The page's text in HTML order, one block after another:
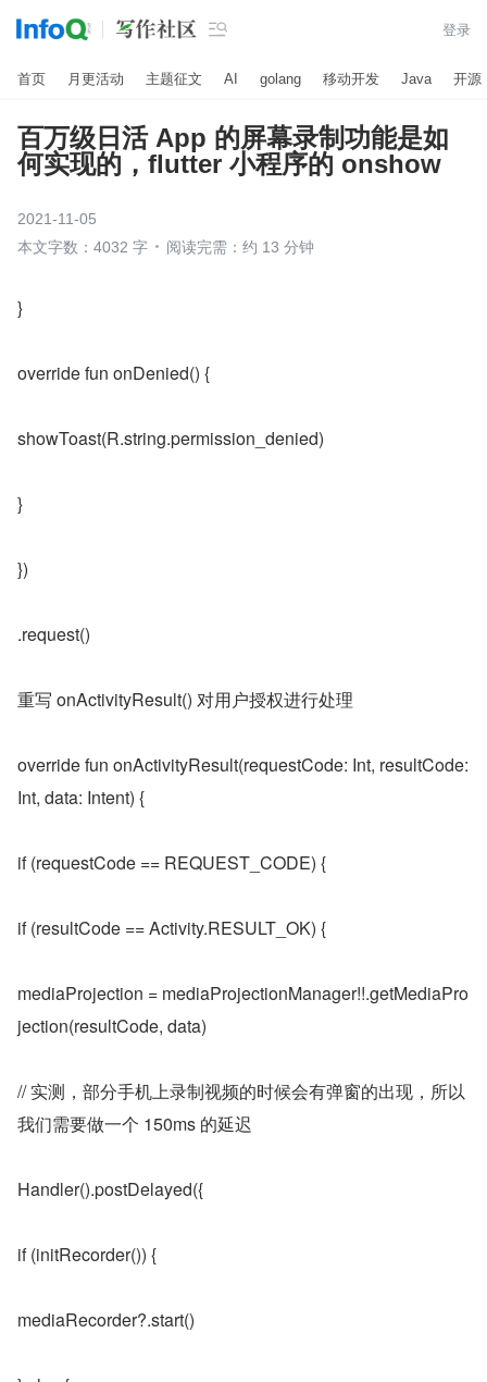
 登录
首页 月更活动 主题征文 AI golang 移动开发 Java 开源
百万级日活 App 的屏幕录制功能是如
何实现的，flutter 小程序的 onshow
2021-11-05
本文字数：4032 字
阅读完需：约 13 分钟
}
override fun onDenied() {
showToast(R.string.permission_denied)
}
})
.request()
重写 onActivityResult() 对用户授权进行处理
override fun onActivityResult(requestCode: Int, resultCode:
Int, data: Intent) {
if (requestCode == REQUEST_CODE) {
if (resultCode == Activity.RESULT_OK) {
mediaProjection = mediaProjectionManager!!.getMediaPro
jection(resultCode, data)
// 实测，部分手机上录制视频的时候会有弹窗的出现，所以
我们需要做一个 150ms 的延迟
Handler().postDelayed({
if (initRecorder()) {
mediaRecorder?.start()